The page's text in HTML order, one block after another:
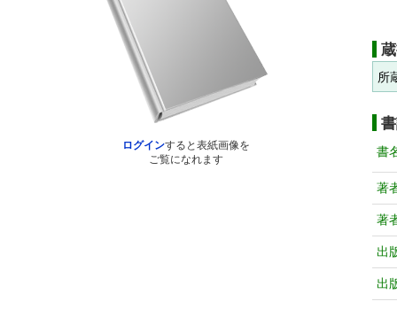
ログインすると表紙画像を
ご覧になれます
所
書
著
著
出
出